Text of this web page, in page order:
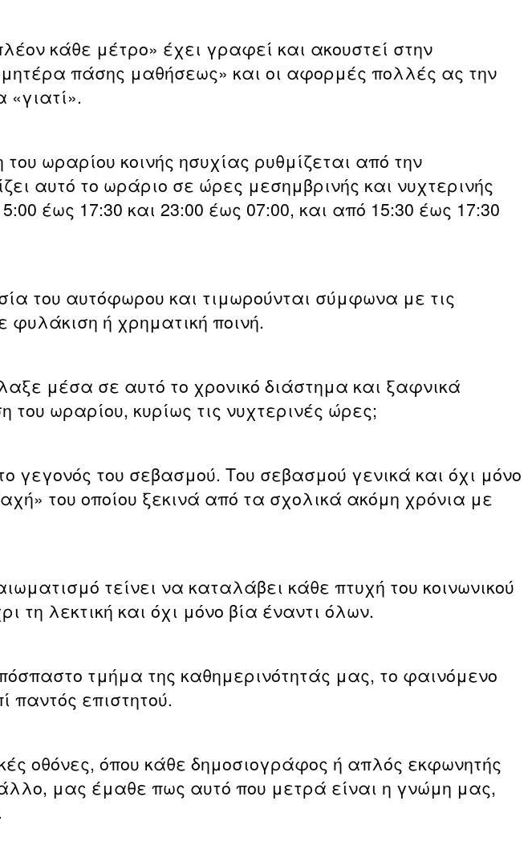
κάθε μέτρο» έχει γραφεί και ακουστεί στην
πάσης μαθήσεως» και οι αφορμές πολλές ας την
ωραρίου κοινής ησυχίας ρυθμίζεται από την
αυτό το ωράριο σε ώρες μεσημβρινής και νυχτερινής
έως 17:30 και 23:00 έως 07:00, και από 15:30 έως 17:30
του αυτόφωρου και τιμωρούνται σύμφωνα με τις
φυλάκιση ή χρηματική ποινή.
μέσα σε αυτό το χρονικό διάστημα και ξαφνικά
ωραρίου, κυρίως τις νυχτερινές ώρες;
του σεβασμού. Του σεβασμού γενικά και όχι μόνο
του οποίου ξεκινά από τα σχολικά ακόμη χρόνια με
τείνει να καταλάβει κάθε πτυχή του κοινωνικού
τη λεκτική και όχι μόνο βία έναντι όλων.
τμήμα της καθημερινότητάς μας, το φαινόμενο
παντός επιστητού.
οθόνες, όπου κάθε δημοσιογράφος ή απλός εκφωνητής
άλλο, μας έμαθε πως αυτό που μετρά είναι η γνώμη μας,